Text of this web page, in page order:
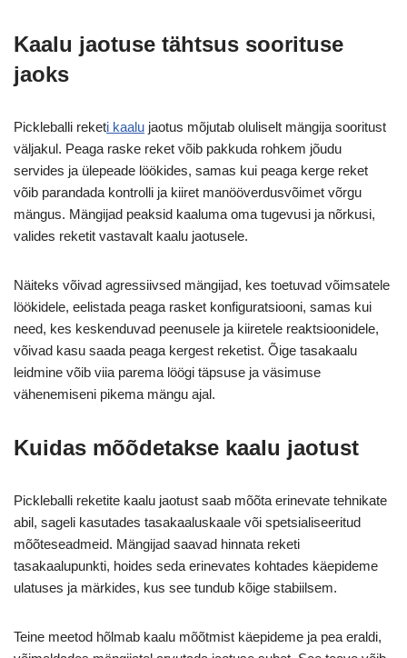
Kaalu jaotuse tähtsus soorituse
jaoks
Pickleballi reketi kaalu jaotus mõjutab oluliselt mängija sooritust
väljakul. Peaga raske reket võib pakkuda rohkem jõudu
servides ja ülepeade löökides, samas kui peaga kerge reket
võib parandada kontrolli ja kiiret manööverdusvõimet võrgu
mängus. Mängijad peaksid kaaluma oma tugevusi ja nõrkusi,
valides reketit vastavalt kaalu jaotusele.
Näiteks võivad agressiivsed mängijad, kes toetuvad võimsatele
löökidele, eelistada peaga rasket konfiguratsiooni, samas kui
need, kes keskenduvad peenusele ja kiiretele reaktsioonidele,
võivad kasu saada peaga kergest reketist. Õige tasakaalu
leidmine võib viia parema löögi täpsuse ja väsimuse
vähenemiseni pikema mängu ajal.
Kuidas mõõdetakse kaalu jaotust
Pickleballi reketite kaalu jaotust saab mõõta erinevate tehnikate
abil, sageli kasutades tasakaaluskaale või spetsialiseeritud
mõõteseadmeid. Mängijad saavad hinnata reketi
tasakaalupunkti, hoides seda erinevates kohtades käepideme
ulatuses ja märkides, kus see tundub kõige stabiilsem.
Teine meetod hõlmab kaalu mõõtmist käepideme ja pea eraldi,